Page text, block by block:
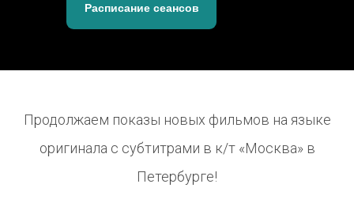
Расписание сеансов
Продолжаем показы новых фильмов на языке
оригинала с субтитрами в к/т «Москва» в
Петербурге!